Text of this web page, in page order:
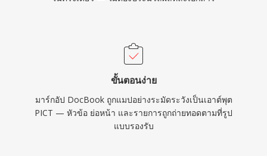
ขั้นตอนง่าย
มาร์กอัป DocBook ถูกแมปอย่างระมัดระวังเป็นเอาต์พุต
PICT — หัวข้อ ย่อหน้า และรายการถูกถ่ายทอดตามที่รูป
แบบรองรับ